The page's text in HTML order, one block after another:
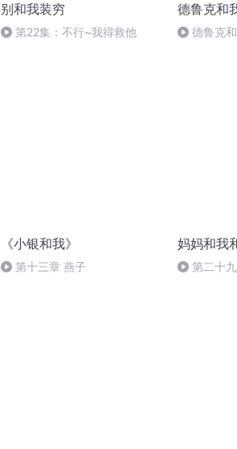
别和我装穷
第22集：不行~我得救他
德鲁克和
德鲁克
《小银和我》
第十三章 燕子
妈妈和我
第二十